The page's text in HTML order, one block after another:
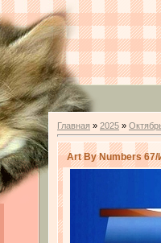
Главная » 2025 »
Art By Numbers 67/